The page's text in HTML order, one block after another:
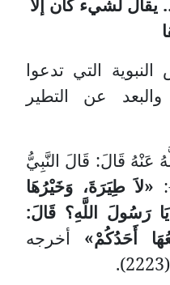
التي تدعوا
عن التطير
قَالَ: قَالَ النَّبِيُّ
«لاَ طِيَرَةَ، وَخَيْرُهَا
رَسُولَ اللَّهِ؟ قَالَ:
أَحَدُكُمْ» أخرجه